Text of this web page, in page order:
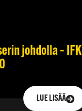
johdolla – IFK
LUE LISÄÄ